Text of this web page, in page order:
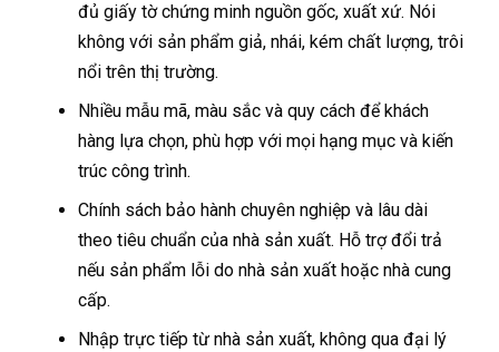
đủ giấy tờ chứng minh nguồn gốc, xuất xứ. Nói
không với sản phẩm giả, nhái, kém chất lượng, trôi
nổi trên thị trường.
Nhiều mẫu mã, màu sắc và quy cách để khách
hàng lựa chọn, phù hợp với mọi hạng mục và kiến
trúc công trình.
Chính sách bảo hành chuyên nghiệp và lâu dài
theo tiêu chuẩn của nhà sản xuất. Hỗ trợ đổi trả
nếu sản phẩm lỗi do nhà sản xuất hoặc nhà cung
cấp.
Nhập trực tiếp từ nhà sản xuất, không qua đại lý